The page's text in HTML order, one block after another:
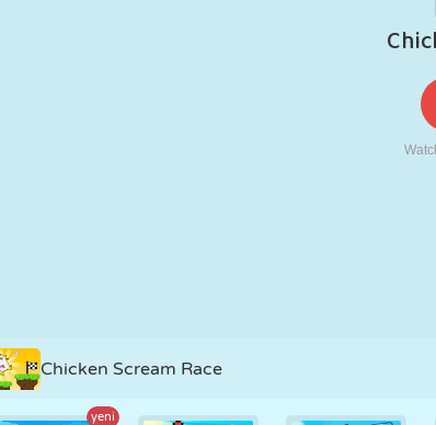
ROBOT
Chicken Scream Race
yeni